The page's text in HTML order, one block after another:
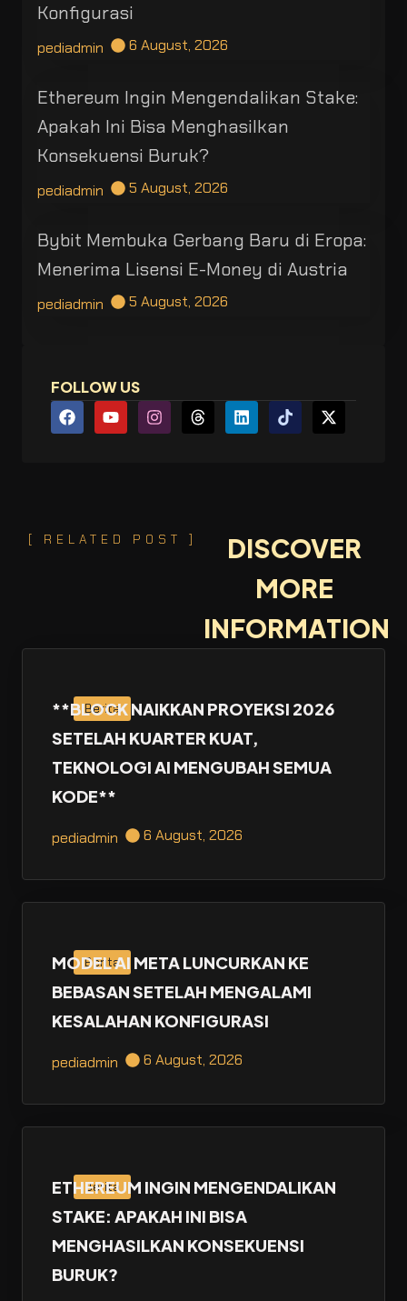
Konfigurasi
pediadmin 6 August, 2026
Ethereum Ingin Mengendalikan Stake:
Apakah Ini Bisa Menghasilkan
Konsekuensi Buruk?
pediadmin 5 August, 2026
Bybit Membuka Gerbang Baru di Eropa:
Menerima Lisensi E-Money di Austria
pediadmin 5 August, 2026
FOLLOW US
[ RELATED POST ]
DISCOVER
MORE
INFORMATION
Berita
**BLOCK NAIKKAN PROYEKSI 2026
SETELAH KUARTER KUAT,
TEKNOLOGI AI MENGUBAH SEMUA
KODE**
pediadmin 6 August, 2026
Berita
MODEL AI META LUNCURKAN KE
BEBASAN SETELAH MENGALAMI
KESALAHAN KONFIGURASI
pediadmin 6 August, 2026
Berita
ETHEREUM INGIN MENGENDALIKAN
STAKE: APAKAH INI BISA
MENGHASILKAN KONSEKUENSI
BURUK?